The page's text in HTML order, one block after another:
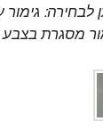
לבחירה:
מסגרת